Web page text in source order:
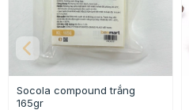
Socola compound trắng
165gr